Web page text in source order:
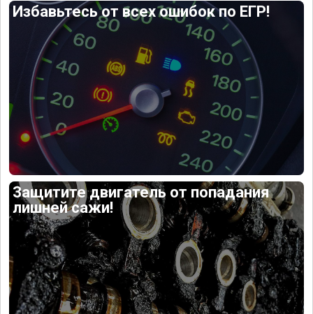
Избавьтесь от всех ошибок по ЕГР!
Защитите двигатель от попадания
лишней сажи!